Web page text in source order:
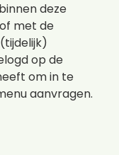
deze
met de
op de
om in te
aanvragen.